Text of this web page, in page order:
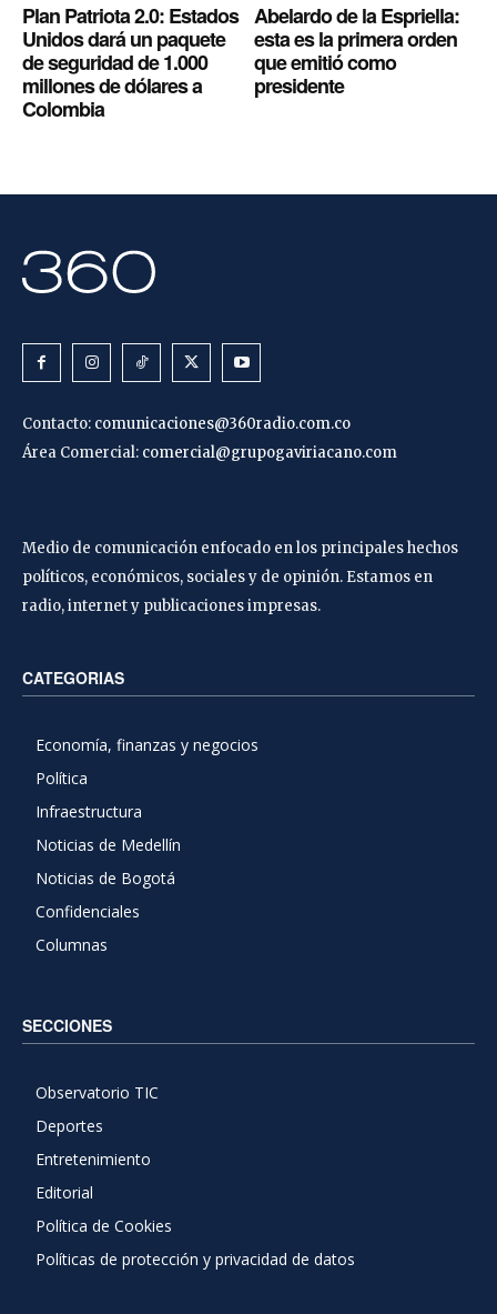
Plan Patriota 2.0: Estados
Unidos dará un paquete
de seguridad de 1.000
millones de dólares a
Colombia
Abelardo de la Espriella:
esta es la primera orden
que emitió como
presidente
Contacto: comunicaciones@360radio.com.co
Área Comercial: comercial@grupogaviriacano.com
Medio de comunicación enfocado en los principales hechos
políticos, económicos, sociales y de opinión. Estamos en
radio, internet y publicaciones impresas.
CATEGORIAS
Economía, finanzas y negocios
Política
Infraestructura
Noticias de Medellín
Noticias de Bogotá
Confidenciales
Columnas
SECCIONES
Observatorio TIC
Deportes
Entretenimiento
Editorial
Política de Cookies
Políticas de protección y privacidad de datos